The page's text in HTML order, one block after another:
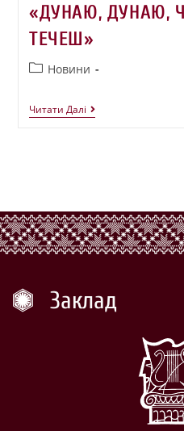
«ДУНАЮ, ДУНАЮ,
ТЕЧЕШ»
Новини
Читати Далі
Заклад